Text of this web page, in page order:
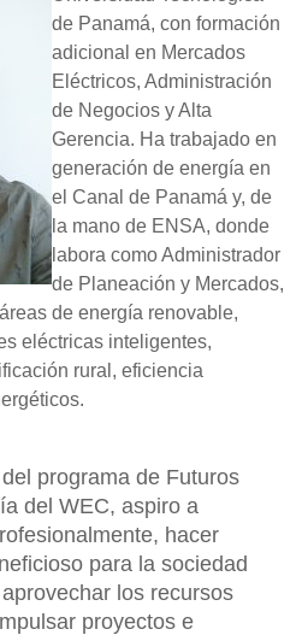
de Panamá, con formación
adicional en Mercados
Eléctricos, Administración
de Negocios y Alta
Gerencia. Ha trabajado en
generación de energía en
el Canal de Panamá y, de
la mano de ENSA, donde
labora como Administrador
de Planeación y Mercados,
de energía renovable,
eléctricas inteligentes,
rural, eficiencia
programa de Futuros
del WEC, aspiro a
hacer
para la sociedad
los recursos
proyectos e